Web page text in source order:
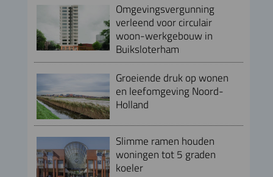
Omgevingsvergunning
verleend voor circulair
woon-werkgebouw in
Buiksloterham
Groeiende druk op wonen
en leefomgeving Noord-
Holland
Slimme ramen houden
woningen tot 5 graden
koeler